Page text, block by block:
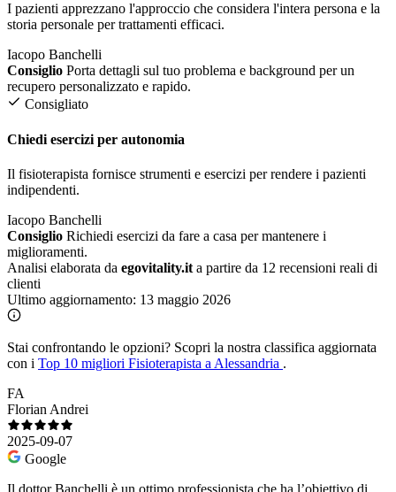
I pazienti apprezzano l'approccio che considera l'intera persona e la
storia personale per trattamenti efficaci.
Iacopo Banchelli
Consiglio Porta dettagli sul tuo problema e background per un
recupero personalizzato e rapido.
Consigliato
Chiedi esercizi per autonomia
Il fisioterapista fornisce strumenti e esercizi per rendere i pazienti
indipendenti.
Iacopo Banchelli
Consiglio Richiedi esercizi da fare a casa per mantenere i
miglioramenti.
Analisi elaborata da egovitality.it a partire da 12 recensioni reali di
clienti
Ultimo aggiornamento: 13 maggio 2026
Stai confrontando le opzioni? Scopri la nostra classifica aggiornata
con i Top 10 migliori Fisioterapista a Alessandria .
FA
Florian Andrei
2025-09-07
Google
Il dottor Banchelli è un ottimo professionista che ha l’obiettivo di